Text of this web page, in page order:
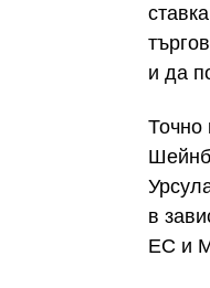
и да
Точно
в
ЕС и